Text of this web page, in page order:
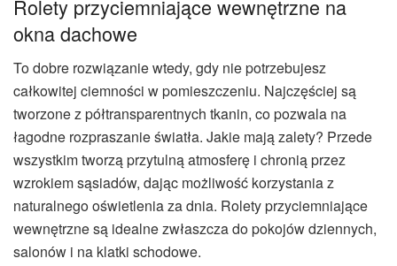
Rolety przyciemniające wewnętrzne na
okna dachowe
To dobre rozwiązanie wtedy, gdy nie potrzebujesz
całkowitej ciemności w pomieszczeniu. Najczęściej są
tworzone z półtransparentnych tkanin, co pozwala na
łagodne rozpraszanie światła. Jakie mają zalety? Przede
wszystkim tworzą przytulną atmosferę i chronią przez
wzrokiem sąsiadów, dając możliwość korzystania z
naturalnego oświetlenia za dnia. Rolety przyciemniające
wewnętrzne są idealne zwłaszcza do pokojów dziennych,
salonów i na klatki schodowe.